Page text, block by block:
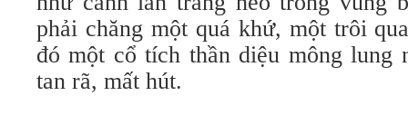
phải chăng một quá khứ, một trôi
đó một cổ tích thần diệu mông lung
tan rã, mất hút.